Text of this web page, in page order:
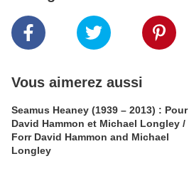
Vous aimerez aussi
Seamus Heaney (1939 – 2013) : Pour
David Hammon et Michael Longley /
Forr David Hammon and Michael
Longley